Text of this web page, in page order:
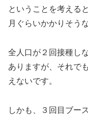
ということを考える
月ぐらいかかりそう
全人口が２回接種し
ありますが、それで
えないです。
しかも、３回目ブー